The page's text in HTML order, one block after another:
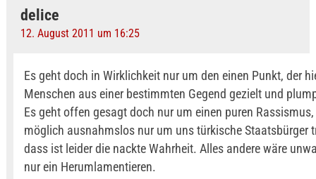
delice
12. August 2011 um 16:25
Es geht doch in Wirklichkeit nur um den einen Punkt, der
Menschen aus einer bestimmten Gegend gezielt und
Es geht offen gesagt doch nur um einen puren
möglich ausnahmslos nur um uns türkische Staatsbürger
dass ist leider die nackte Wahrheit. Alles andere wäre
nur ein Herumlamentieren.